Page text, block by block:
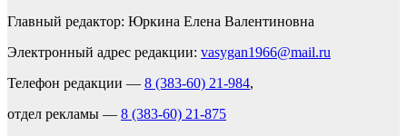
Главный редактор: Юркина Елена Валентиновна
Электронный адрес редакции: vasygan1966@mail.ru
Телефон редакции — 8 (383-60) 21-984,
отдел рекламы — 8 (383-60) 21-875